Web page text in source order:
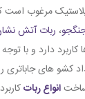
مرغوب است
، ربات آتش
دارد و با
کشو های جاباتری
انواع ربات